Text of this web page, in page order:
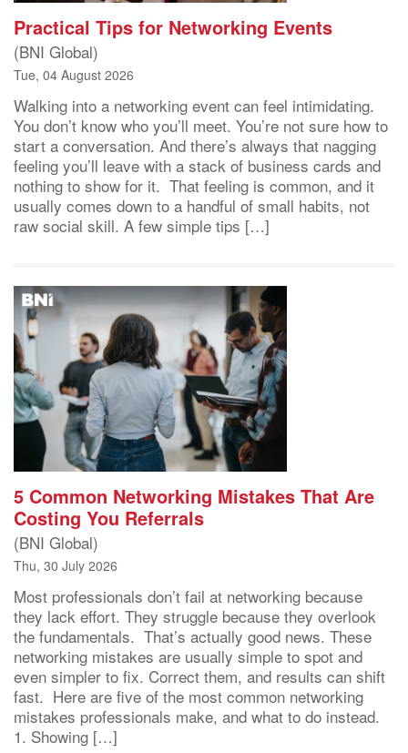
Practical Tips for Networking Events
(BNI Global)
Tue, 04 August 2026
Walking into a networking event can feel intimidating.
You don’t know who you’ll meet. You’re not sure how to
start a conversation. And there’s always that nagging
feeling you’ll leave with a stack of business cards and
nothing to show for it. That feeling is common, and it
usually comes down to a handful of small habits, not
raw social skill. A few simple tips […]
5 Common Networking Mistakes That Are
Costing You Referrals
(BNI Global)
Thu, 30 July 2026
Most professionals don’t fail at networking because
they lack effort. They struggle because they overlook
the fundamentals. That’s actually good news. These
networking mistakes are usually simple to spot and
even simpler to fix. Correct them, and results can shift
fast. Here are five of the most common networking
mistakes professionals make, and what to do instead.
1. Showing […]